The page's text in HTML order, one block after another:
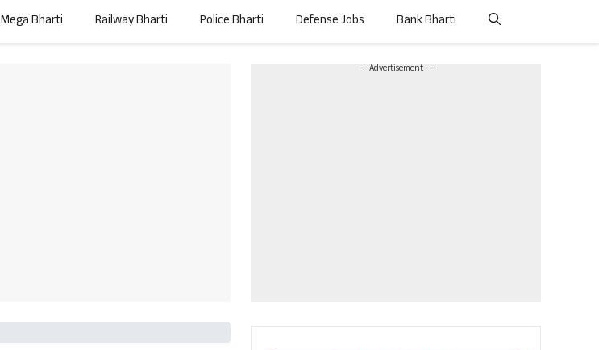
Mega Bharti Railway Bharti Police Bharti Defense Jobs Bank Bharti
---Advertisement---